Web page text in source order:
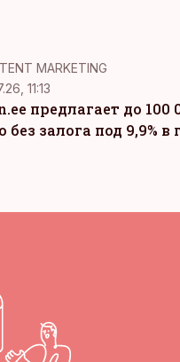
MARKETING
11:13
предлагает до 100
без залога под 9,9% в